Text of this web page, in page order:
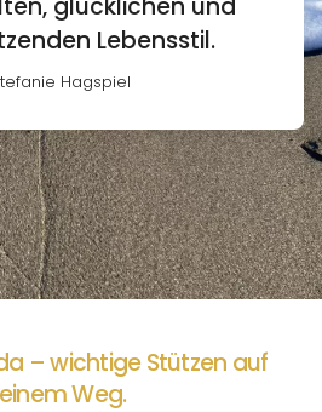
glücklichen und
Lebensstil.
Hagspiel
– wichtige Stützen auf
Weg.